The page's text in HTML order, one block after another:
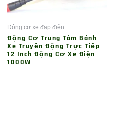
Động cơ xe đạp điện
Động Cơ Trung Tâm Bánh
Xe Truyền Động Trực Tiếp
12 Inch Động Cơ Xe Điện
1000W